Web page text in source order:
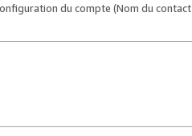
du compte (Nom du